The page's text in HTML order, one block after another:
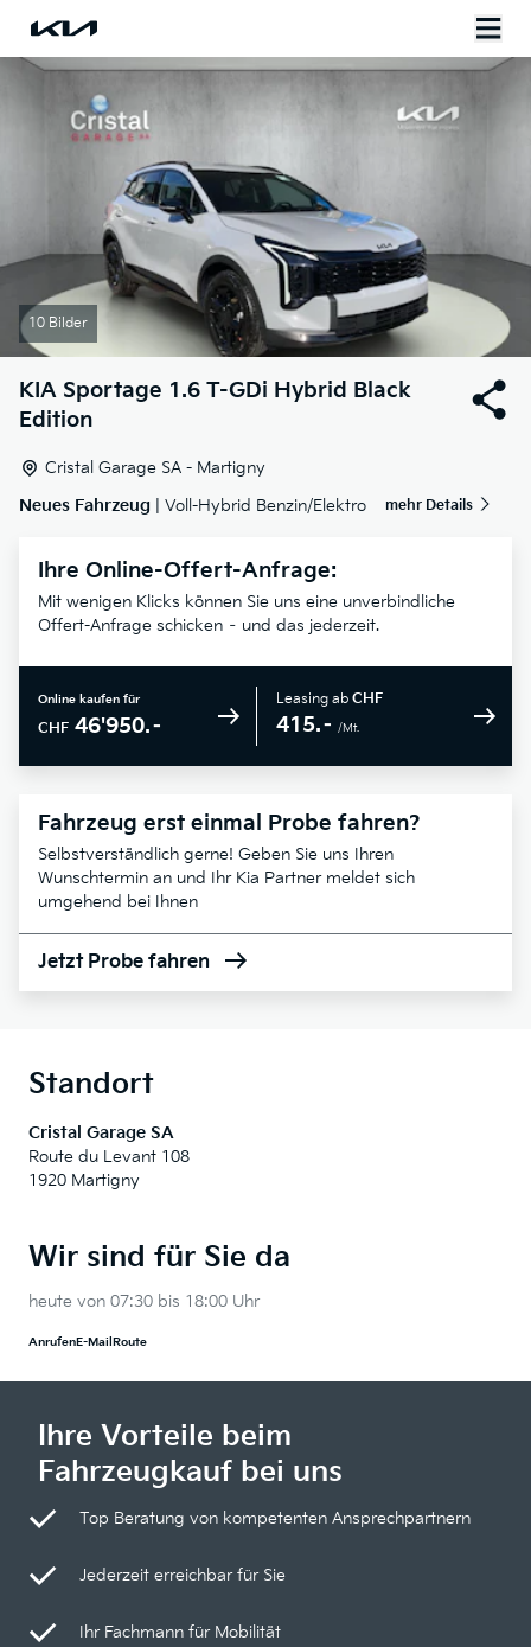
10 Bilder
KIA Sportage 1.6 T-GDi Hybrid Black
Edition
Cristal Garage SA - Martigny
Neues Fahrzeug | Voll-Hybrid Benzin/Elektro mehr Details
Ihre Online-Offert-Anfrage:
Mit wenigen Klicks können Sie uns eine unverbindliche
Offert-Anfrage schicken – und das jederzeit.
Online kaufen für
CHF 46'950.–
Leasing ab CHF
415.– /Mt.
Fahrzeug erst einmal Probe fahren?
Selbstverständlich gerne! Geben Sie uns Ihren
Wunschtermin an und Ihr Kia Partner meldet sich
umgehend bei Ihnen
Jetzt Probe fahren
Standort
Cristal Garage SA
Route du Levant 108
1920 Martigny
Wir sind für Sie da
heute von 07:30 bis 18:00 Uhr
AnrufenE-Mail Route
Ihre Vorteile beim
Fahrzeugkauf bei uns
Top Beratung von kompetenten Ansprechpartnern
Jederzeit erreichbar für Sie
Ihr Fachmann für Mobilität